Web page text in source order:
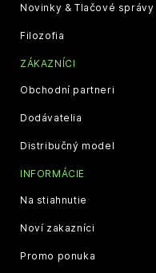
Novinky & Tlačové správy
Filozofia
ZÁKAZNÍCI
Obchodní partneri
Dodávatelia
Distribučný model
INFORMÁCIE
Na stiahnutie
Noví zakazníci
Promo ponuka